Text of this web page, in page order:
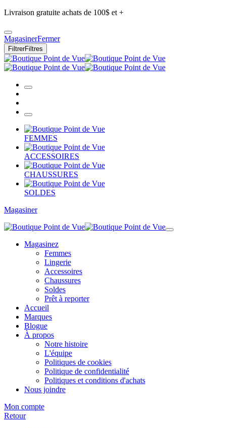
Livraison gratuite achats de 100$ et +
MagasinerFermer
FiltrerFiltres
FEMMES
ACCESSOIRES
CHAUSSURES
SOLDES
Magasiner
Magasinez
Femmes
Lingerie
Accessoires
Chaussures
Soldes
Prêt à reporter
Accueil
Marques
Blogue
À propos
Notre histoire
L'équipe
Politiques de cookies
Politique de confidentialité
Politiques et conditions d'achats
Nous joindre
Mon compte
Retour